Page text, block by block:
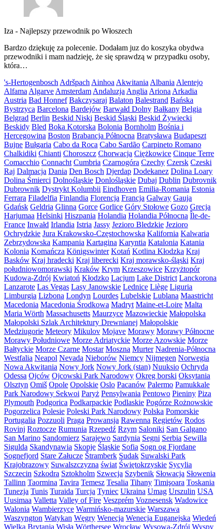
Iza - Najlepszy przewodnik po Włoszech
Bardzo dziękuję za polecenie. Dodałam juz do koszyka obydwa
przewodniki i mam nadzieję, że się sprawdzą w przypadku osoby,
która…
's-Hertogenbosch Adršpach Ainhoa Akwitania Albania Alentejo
Alfama Algarve Amsterdam Andaluzja Anglia Ariona Arkadia
Austria Bad Honnef Bakczysaraj Balaton Balestrand Bańska
Bystrzyca Barcelona Bardejów Barwałd Dolny Bałkany Belgia
Belgrad Berlin Beskid Niski Beskid Śląski Beskid Żywiecki
Beskidy Bled Boka Kotorska Bolonia Bornholm Bośnia i
Hercegowina Boston Brabancja Północna Bratysława Budapeszt
Bujne Bułgaria Cabo da Roca Cabo Sardão Carpineto Romano
Chalkidiki Chianti Choroszcz Chorwacja Ciężkowice Cinque Terre
Comacchio Connacht Cumbria Czarnogóra Czechy Czersk Czeski
Raj Dalmacja Dania Den Bosch Djerdap Dodekanez Dolina Loary
Dolina Śmierci Dolnośląskie Donlośląskie Dubaj Dublin Dubrovnik
Dubrownik Dystrykt Kolumbii Eindhoven Emilia-Romania Estonia
Ferrara Filadelfia Finlandia Florencja Francja Galway Gauja
Gdańsk Geldria Glinna Gorce Gorlice Góry Stołowe Gozo Grecja
Harjumaa Helsinki Hiszpania Holandia Holandia Północna Île-de-
France Inwałd Irlandia Istria Jassy Jezioro Bledzkie Jezioro
Ochrydzkie Jura Krakowsko-Częstochowska Kalifornia Kalwaria
Zebrzydowska Kampania Kartagina Karyntia Katalonia Katania
Kolonia Komańcza Königswinter Kotań Kotlina Kłodzka Kraj
Basków Kraj hradecki Kraj liberecki Kraj morawsko-śląski Kraj
południowomorawski Kraków Krym Krzeszowice Krzyżtopór
Kudowa-Zdrój Kwiatoń Kłodzko Lacjum Lake District Lanckorona
Lanzarote Las Vegas Lasy Janowskie Lednice Liège Liguria
Limburgia Lizbona Londyn Lourdes Lubelskie Lublana Maastricht
Macedonia Macedonia Środkowa Madryt Maine-et-Loire Malta
Maria Wörth Massachusetts Maurzyce Mazowieckie Małopolska
Małopolski Szlak Architektury Drewnianej Małopolskie
Medziugorie Meteory Mikulov Mojave Morawy Morawy Północne
Morawy Południowe Morze Adriatyckie Morze Azowskie Morze
Bałtyckie Morze Czarne Mostar Moszna Murter Nadrenia-Północna
Westfalia Neapol Nevada Nieborów Niemcy Nijmegen Norwegia
Nowa Akwitania Nowy Jork Nowy Jork (stan) Nuuksio Ochryda
Odessa Ojców Ojcowski Park Narodowy Okręg borski Oksytania
Olsztyn Omiš Opole Opolskie Oslo Pacanów Palermo Pamukkale
Park Narodowy Sekwoi Paryż Pensylwania Pentowo Pieniny Piza
Plymouth Podgorica Podkarpackie Podlaskie Pogórze Rożnowskie
Pogorzelica Polesie Poleski Park Narodowy Polska Pomorskie
Portugalia Pozzuoli Praga Prowansja Rawenna Regietów Rodos
Rovinj Roztocze Rumunia Rzepedź Rzym Saloniki San Galgano
San Marino Sandomierz Sarajewo Sardynia Segni Serbia Sewilla
Sigulda Skandynawia Skopje Śląskie Sofia Sogn og Fjordane
Sognefjord Stare Załucze Štramberk Sudak Suwalski Park
Krajobrazowy Suwalszczyzna świat Świętokrzyskie Sycylia
Szczecin Szkodra Sztokholm Szwecja Szybenik Słowacja Słowenia
Tallinn Taormina Tavira Temesz Tesalia Tihany Timişoara Toskania
Tunezja Tunis Turaida Turcja Tyniec Ukraina Umag Urszulin USA
Uusimaa Valletta Valley of Fire Veszprém Voznesensk Wadowice
Walonia Wambierzyce Warmińsko-mazurskie Warszawa
Waszyngton Watykan Węgry Wenecja Wenecja Euganejska Wiedeń
Wielka Brytania Wisła Wörthersee Wrocław Wysowa-Zdrój Wyspy